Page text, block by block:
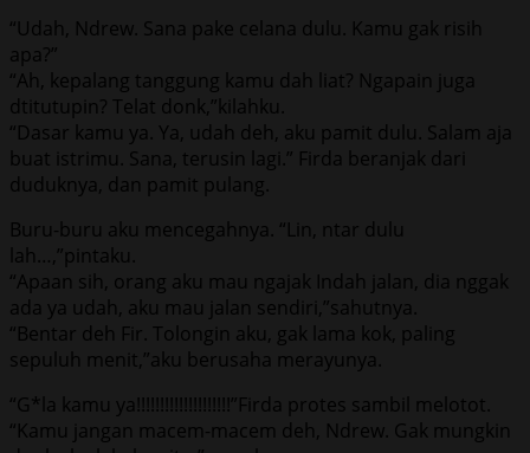
“Udah, Ndrew. Sana pake celana dulu. Kamu gak risih
apa?”
“Ah, kepalang tanggung kamu dah liat? Ngapain juga
dtitutupin? Telat donk,”kilahku.
“Dasar kamu ya. Ya, udah deh, aku pamit dulu. Salam aja
buat istrimu. Sana, terusin lagi.” Firda beranjak dari
duduknya, dan pamit pulang.
Buru-buru aku mencegahnya. “Lin, ntar dulu
lah…,”pintaku.
“Apaan sih, orang aku mau ngajak Indah jalan, dia nggak
ada ya udah, aku mau jalan sendiri,”sahutnya.
“Bentar deh Fir. Tolongin aku, gak lama kok, paling
sepuluh menit,”aku berusaha merayunya.
“G*la kamu ya!!!!!!!!!!!!!!!!!!!!”Firda protes sambil melotot.
“Kamu jangan macem-macem deh, Ndrew. Gak mungkin